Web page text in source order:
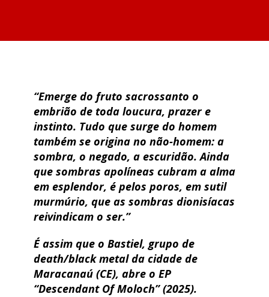
“Emerge do fruto sacrossanto o
embrião de toda loucura, prazer e
instinto. Tudo que surge do homem
também se origina no não-homem: a
sombra, o negado, a escuridão. Ainda
que sombras apolíneas cubram a alma
em esplendor, é pelos poros, em sutil
murmúrio, que as sombras dionisíacas
reivindicam o ser.”
É assim que o Bastiel, grupo de
death/black metal da cidade de
Maracanaú (CE), abre o EP
“Descendant Of Moloch” (2025).